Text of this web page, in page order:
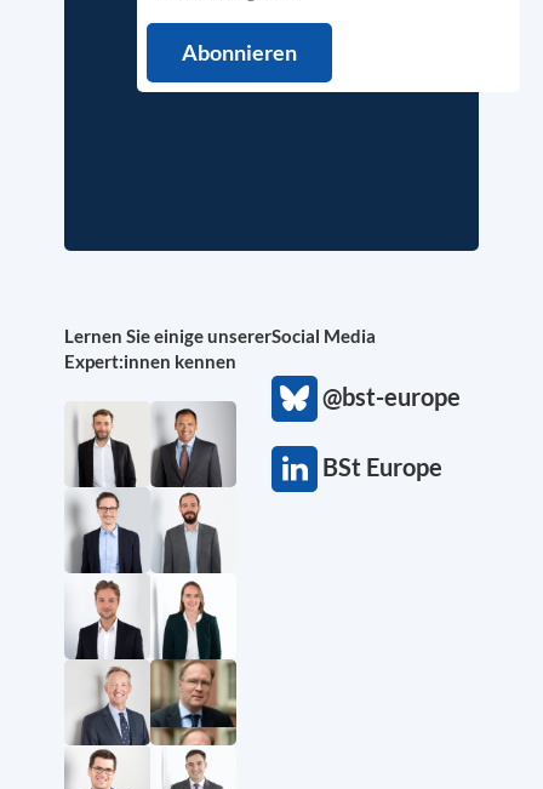
Lernen Sie einige unserer
Expert:innen kennen
Social Media
@bst-europe
BSt Europe